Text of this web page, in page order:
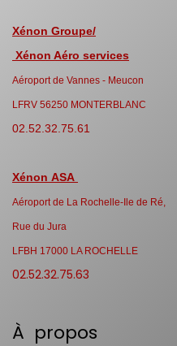
Xénon Groupe/
Xénon Aéro services
Aéroport de Vannes - Meucon
LFRV 56250 MONTERBLANC
02.52.32.75.61
Xénon ASA
Aéroport de La Rochelle-Ile de Ré,
Rue du Jura
LFBH 17000 LA ROCHELLE
02.52.32.75.63
À propos